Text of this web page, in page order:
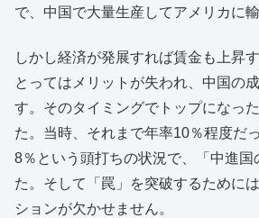
で、中国で大量生産してアメリカに
しかし経済が発展すれば賃金も上昇
とってはメリットが失われ、中国の
す。そのタイミングでトップになっ
た。当時、それまで年率10％程度だ
8％という頭打ちの状況で、「中進国
た。そして「罠」を突破するために
ションが欠かせません。